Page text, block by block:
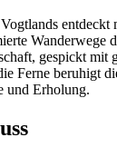
entdeckt
Wanderwege
gespickt mit
Ferne beruhigt
und Erholung.